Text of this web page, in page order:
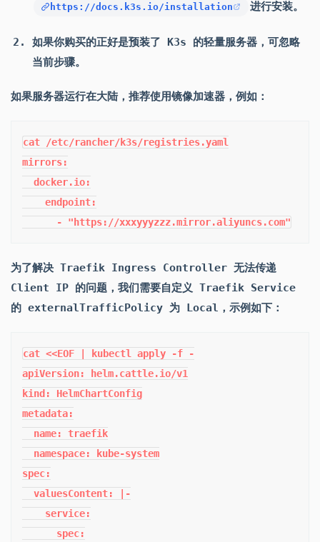
https://docs.k3s.io/installation 进行安装。
如果你购买的正好是预装了 K3s 的轻量服务器，可忽略
当前步骤。
如果服务器运行在大陆，推荐使用镜像加速器，例如：
cat /etc/rancher/k3s/registries.yaml
mirrors:
  docker.io:
    endpoint:
      - "https://xxxyyyzzz.mirror.aliyuncs.com"
为了解决 Traefik Ingress Controller 无法传递
Client IP 的问题，我们需要自定义 Traefik Service
的 externalTrafficPolicy 为 Local，示例如下：
cat <<EOF | kubectl apply -f -
apiVersion: helm.cattle.io/v1
kind: HelmChartConfig
metadata:
  name: traefik
  namespace: kube-system
spec:
  valuesContent: |-
    service:
      spec: